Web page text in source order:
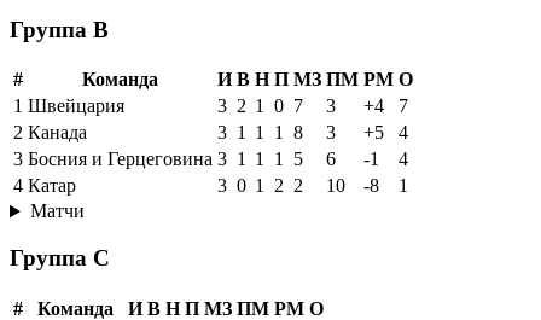
Группа B
# Команда И В Н П МЗ ПМ РМ О
1 Швейцария 3 2 1 0 7 3 +4
7
2 Канада 3 1 1 1 8 3 +5
4
3 Босния и Герцеговина 3 1 1 1 5 6 -1
4
4 Катар 3 0 1 2 2 10 -8
1
Матчи
Группа C
# Команда И В Н П МЗ ПМ РМ О